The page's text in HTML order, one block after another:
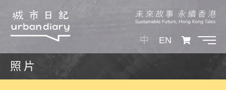
中 EN
照片